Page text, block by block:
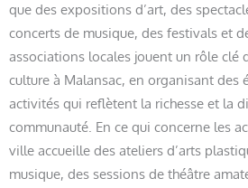
que des expositions d’art, des
concerts de musique, des festivals et
associations locales jouent un rôle clé
culture à Malansac, en organisant des
activités qui reflètent la richesse et la
communauté. En ce qui concerne les
ville accueille des ateliers d’arts
musique, des sessions de théâtre